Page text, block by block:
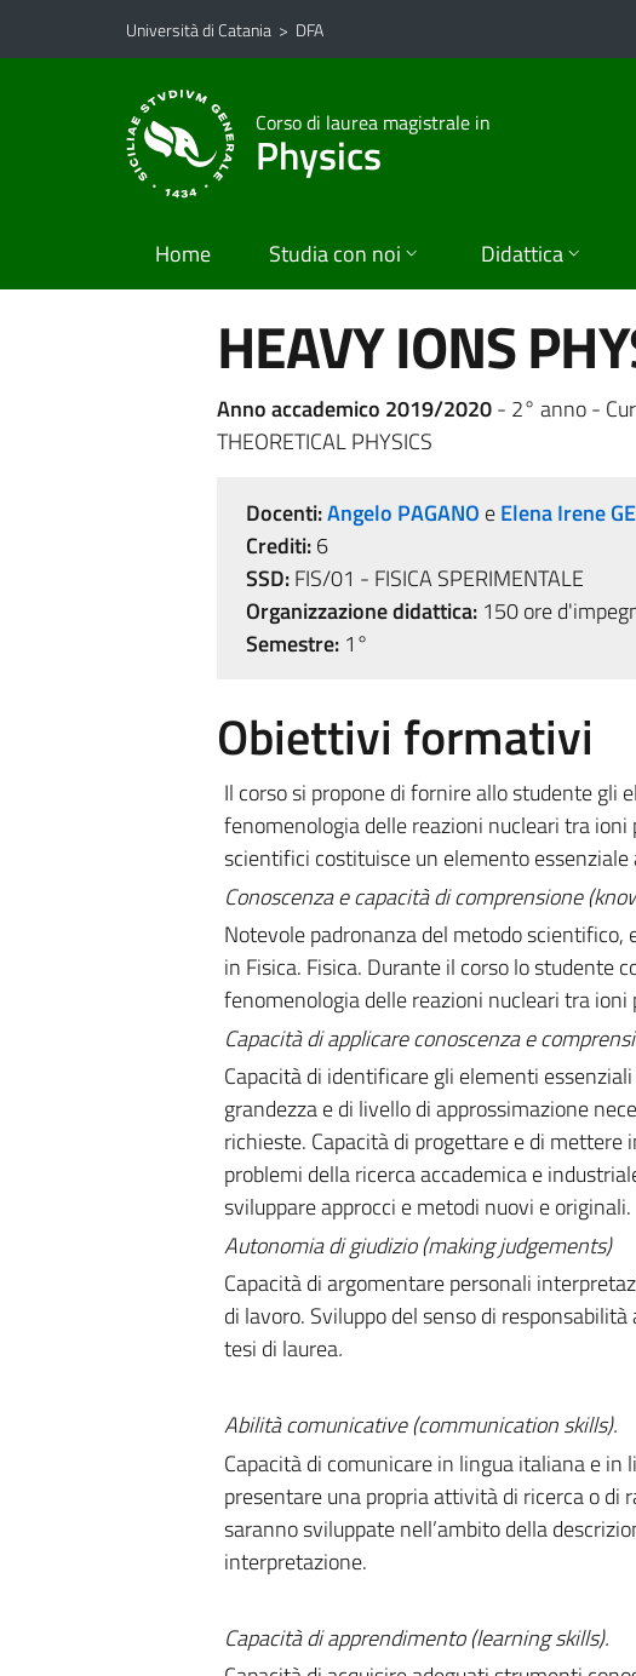
Vai al contenuto principale
Vai al menu di navigazione
Università di Catania > DFA
Corso di laurea magistrale in
Physics
Home Studia con noi Didattica
HEAVY IONS
Anno accademico 2019/2020- 2° anno -
THEORETICAL PHYSICS
Docenti:Angelo PAGANO eElena Irene
Crediti:6
SSD:FIS/01 - FISICA SPERIMENTALE
Organizzazione didattica:150 ore
Semestre:1°
Obiettivi formativi
Il corso si propone di fornire allo studente gli
fenomenologia delle reazioni nucleari tra
scientifici costituisce un elemento
Conoscenza e capacità di comprensione
Notevole padronanza del metodo
in Fisica. Fisica. Durante il corso lo studente
fenomenologia delle reazioni nucleari tra ioni
Capacità di applicare conoscenza e
Capacità di identificare gli elementi
grandezza e di livello di approssimazione
richieste. Capacità di progettare e di
problemi della ricerca accademica e
sviluppare approcci e metodi nuovi e originali.
Autonomia di giudizio (making judgements)
Capacità di argomentare personali
di lavoro. Sviluppo del senso di
tesi di laurea.
Abilità comunicative (communication skills).
Capacità di comunicare in lingua italiana e
presentare una propria attività di ricerca o di
saranno sviluppate nell’ambito della
interpretazione.
Capacità di apprendimento (learning skills).